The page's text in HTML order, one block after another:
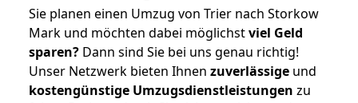
Sie planen einen Umzug von Trier nach Storkow
Mark und möchten dabei möglichstviel Geld
sparen? Dann sind Sie bei uns genau richtig!
Unser Netzwerk bieten Ihnen zuverlässige und
kostengünstige Umzugsdienstleistungen zu